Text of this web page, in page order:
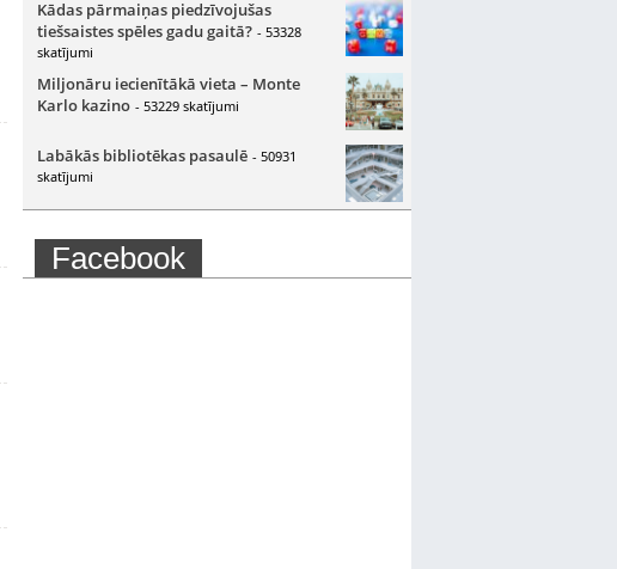
Kādas pārmaiņas piedzīvojušas
tiešsaistes spēles gadu gaitā? - 53328
skatījumi
Miljonāru iecienītākā vieta – Monte
Karlo kazino - 53229 skatījumi
Labākās bibliotēkas pasaulē - 50931
skatījumi
Facebook